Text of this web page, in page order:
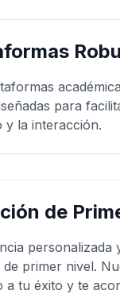
para
y la interacción.
de
personalizada
primer nivel.
a tu éxito y te